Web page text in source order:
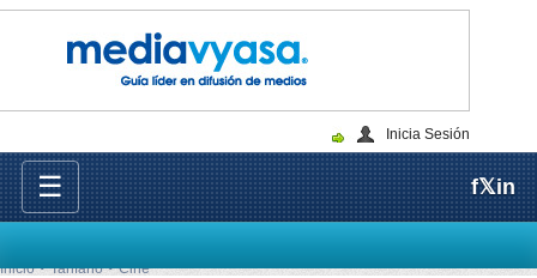
Inicia Sesión
☰ f𝕏in
Inicio Tarifario Cine